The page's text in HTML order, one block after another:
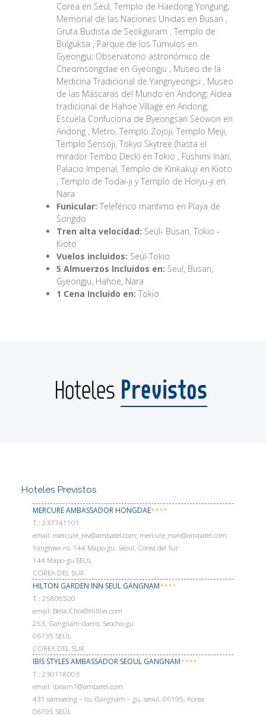
Corea en Seúl, Templo de Haedong Yongung;
Memorial de las Naciones Unidas en Busan ,
Gruta Budista de Seokguram , Templo de
Bulguksa , Parque de los Túmulos en
Gyeongju; Observatorio astronómico de
Cheomsongdae en Gyeongju , Museo de la
Medicina Tradicional de Yangnyeongsi , Museo
de las Máscaras del Mundo en Andong; Aldea
tradicional de Hahoe Village en Andong;
Escuela Confuciona de Byeongsan Seowon en
Andong , Metro, Templo Zojoji, Templo Meiji,
Templo Sensoji, Tokyo Skytree (hasta el
mirador Tembo Deck) en Tokio , Fushimi Inari,
Palacio Imperial, Templo de Kinkakuji en Kioto
, Templo de Todai-ji y Templo de Horyu-ji en
Nara
Funicular: Teleférico marítimo en Playa de
Songdo
Tren alta velocidad: Seúl- Busan, Tokio -
Kioto
Vuelos incluidos: Seúl-Tokio
5 Almuerzos Incluidos en: Seul, Busan,
Gyeongju, Hahoe, Nara
1 Cena Incluido en: Tokio
Hoteles Previstos
Hoteles Previstos
MERCURE AMBASSADOR HONGDAE****
Т.: 237741101
email: mercure_rev@ambatel.com; mercure_rsvn@ambatel.com
Yanghwa-ro, 144 Mapo-gu, Seoul, Corea del Sur
144 Mapo-gu SEÚL
COREA DEL SUR
HILTON GARDEN INN SEUL GANGNAM****
Т.: 25808500
email: Bella.Choi@Hilton.com
253, Gangnam-daero, Seocho-gu
06735 SEÚL
COREA DEL SUR
IBIS STYLES AMBASSADOR SEOUL GANGNAM****
Т.: 230118003
email: ibissm7@ambatel.com
431 samseong – ro, Gangnam – gu, seoul, 06195, Korea
06195 SEÚL